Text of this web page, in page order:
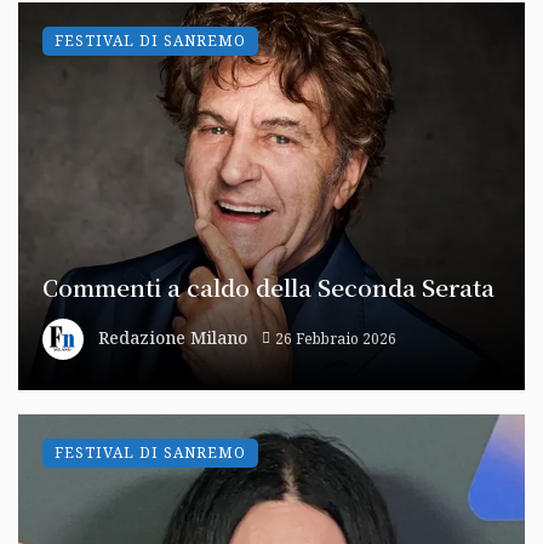
Commenti a caldo della Seconda Serata
Redazione Milano 26 Febbraio 2026
FESTIVAL DI SANREMO
FESTIVAL DI SANREMO